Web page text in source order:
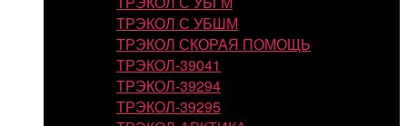
ТРЭКОЛ С УБШМ
ТРЭКОЛ СКОРАЯ ПОМОЩЬ
ТРЭКОЛ-39041
ТРЭКОЛ-39294
ТРЭКОЛ-39295